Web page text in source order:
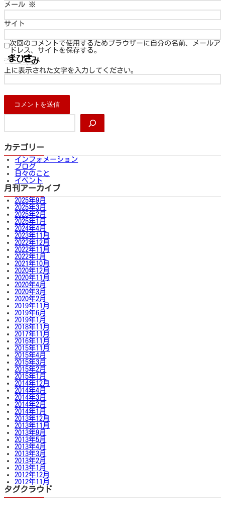
メール ※
サイト
次回のコメントで使用するためブラウザーに自分の名前、メールア
ドレス、サイトを保存する。
上に表示された文字を入力してください。
検
カテゴリー
インフォメーション
ブログ
日々のこと
イベント
月刊アーカイブ
2025年9月
2025年3月
2025年2月
2025年1月
2024年4月
2023年11月
2022年12月
2022年11月
2022年1月
2021年10月
2020年12月
2020年11月
2020年4月
2020年3月
2020年2月
2019年11月
2019年6月
2019年1月
2018年11月
2017年11月
2016年11月
2015年11月
2015年4月
2015年3月
2015年2月
2015年1月
2014年12月
2014年4月
2014年3月
2014年2月
2014年1月
2013年12月
2013年11月
2013年9月
2013年5月
2013年4月
2013年3月
2013年2月
2013年1月
2012年12月
2012年11月
タグクラウド